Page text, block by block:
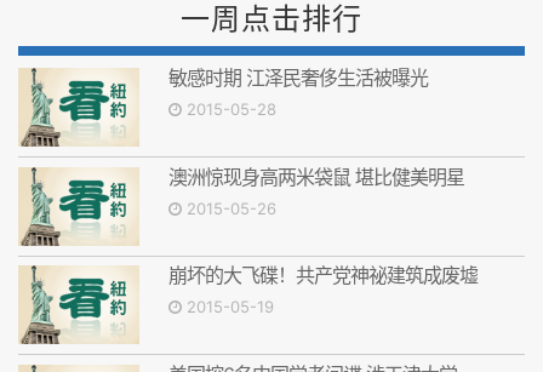
一周点击排行
敏感时期 江泽民奢侈生活被曝光
2015-05-28
澳洲惊现身高两米袋鼠 堪比健美明星
2015-05-26
崩坏的大飞碟！共产党神祕建筑成废墟
2015-05-19